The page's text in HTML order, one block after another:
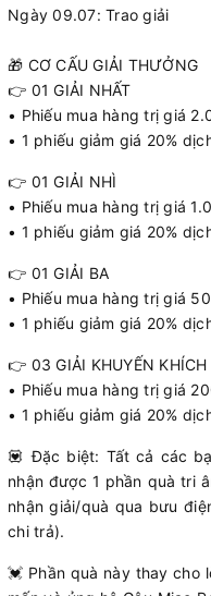
Ngày 09.07: Trao giải
🎁 CƠ CẤU GIẢI THƯỞNG
👉 01 GIẢI NHẤT
• Phiếu mua hàng trị giá
• 1 phiếu giảm giá 20%
👉 01 GIẢI NHÌ
• Phiếu mua hàng trị giá
• 1 phiếu giảm giá 20%
👉 01 GIẢI BA
• Phiếu mua hàng trị giá
• 1 phiếu giảm giá 20%
👉 03 GIẢI KHUYẾN KHÍCH
• Phiếu mua hàng trị giá
• 1 phiếu giảm giá 20%
💟 Đặc biệt: Tất cả các
nhận được 1 phần quà tri
nhận giải/quà qua bưu
chi trả).
💓 Phần quà này thay cho